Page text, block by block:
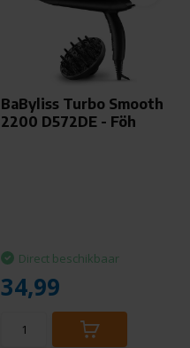
BaByliss Turbo Smooth
2200 D572DE - Föh
Direct beschikbaar
34,99